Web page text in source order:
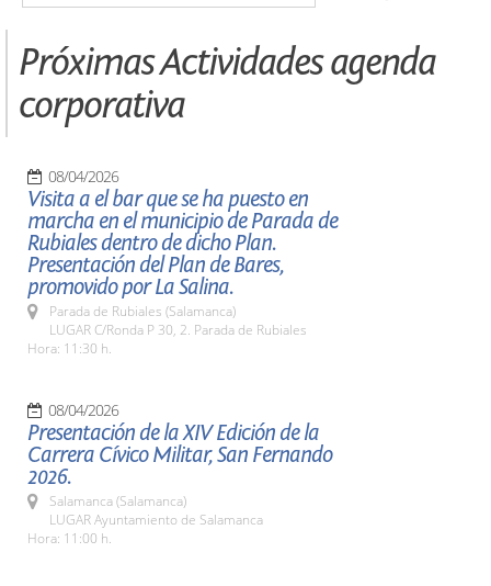
Próximas Actividades agenda
corporativa
08/04/2026
Visita a el bar que se ha puesto en
marcha en el municipio de Parada de
Rubiales dentro de dicho Plan.
Presentación del Plan de Bares,
promovido por La Salina.
Parada de Rubiales (Salamanca)
LUGAR C/Ronda P 30, 2. Parada de Rubiales
Hora: 11:30 h.
08/04/2026
Presentación de la XIV Edición de la
Carrera Cívico Militar, San Fernando
2026.
Salamanca (Salamanca)
LUGAR Ayuntamiento de Salamanca
Hora: 11:00 h.